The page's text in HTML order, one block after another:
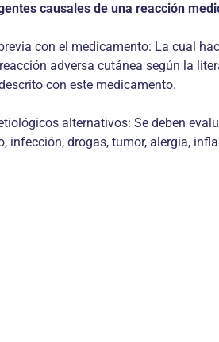
causales de una reacción
con el medicamento: La cual
adversa cutánea según la
con este medicamento.
alternativos: Se deben
infección, drogas, tumor, alergia,